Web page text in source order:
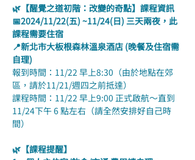
🌿【醒覺之道初階：改變的奇點】課程資訊
📅2024/11/22(五) ~11/24(日) 三天兩夜，此
課程需要住宿
📍新北市大板根森林溫泉酒店 (晚餐及住宿需
自理)
報到時間：11/22 早上8:30（由於地點在郊
區，請於11/21/週四之前抵達）
課程時間：11/22 早上9:00 正式啟航～直到
11/24下午 6 點左右（請全然安排好自己時
間）
🌿【課程提醒】